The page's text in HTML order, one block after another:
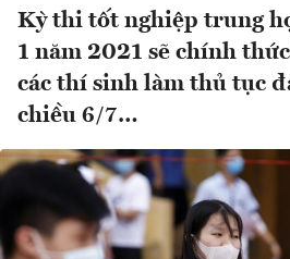
Kỳ thi tốt nghiệp trung
1 năm 2021 sẽ chính
các thí sinh làm thủ tục
chiều 6/7…